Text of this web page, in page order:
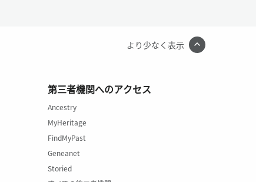
より少なく表示
第三者機関へのアクセス
Ancestry
MyHeritage
FindMyPast
Geneanet
Storied